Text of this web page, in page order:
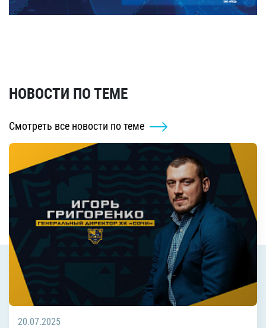
НОВОСТИ ПО ТЕМЕ
Смотреть все новости по теме
20.07.2025